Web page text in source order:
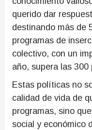
querido dar
destinando más de
programas de
colectivo, con un
año, supera las
Estas políticas no
calidad de vida de
programas, sino
social y económico